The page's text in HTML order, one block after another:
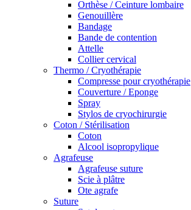
Orthèse / Ceinture lombaire
Genouillère
Bandage
Bande de contention
Attelle
Collier cervical
Thermo / Cryothérapie
Compresse pour cryothérapie
Couverture / Eponge
Spray
Stylos de cryochirurgie
Coton / Stérilisation
Coton
Alcool isopropylique
Agrafeuse
Agrafeuse suture
Scie à plâtre
Ote agrafe
Suture